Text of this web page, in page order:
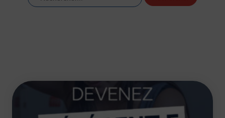
Jeunesses
Sport avec les exilés
ÉTHIQUE SPORTIVE